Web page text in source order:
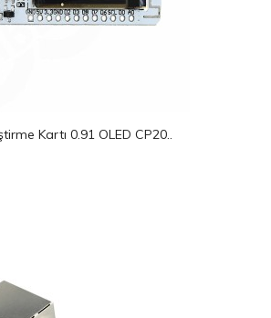
Kartı 0.91 OLED CP20..